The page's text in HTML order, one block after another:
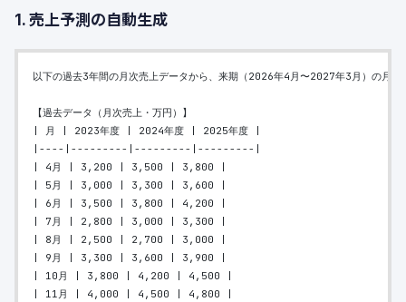
1. 売上予測の自動生成
以下の過去3年間の月次売上データから、来期（2026年4月〜2027年3月）の月次
【過去データ（月次売上・万円）】
| 月 | 2023年度 | 2024年度 | 2025年度 |
|----|---------|---------|---------|
| 4月 | 3,200 | 3,500 | 3,800 |
| 5月 | 3,000 | 3,300 | 3,600 |
| 6月 | 3,500 | 3,800 | 4,200 |
| 7月 | 2,800 | 3,000 | 3,300 |
| 8月 | 2,500 | 2,700 | 3,000 |
| 9月 | 3,300 | 3,600 | 3,900 |
| 10月 | 3,800 | 4,200 | 4,500 |
| 11月 | 4,000 | 4,500 | 4,800 |